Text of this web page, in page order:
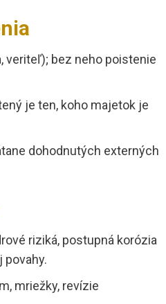
veriteľ); bez neho poistenie
je ten, koho majetok je
dohodnutých externých
riziká, postupná korózia
povahy.
mriežky, revízie